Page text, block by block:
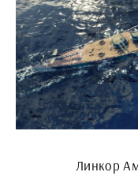
Линкор